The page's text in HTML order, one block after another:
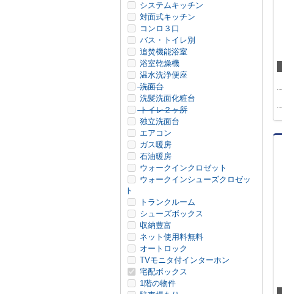
システムキッチン
対面式キッチン
コンロ３口
バス・トイレ別
追焚機能浴室
浴室乾燥機
温水洗浄便座
洗面台
洗髪洗面化粧台
トイレ２ヶ所
独立洗面台
エアコン
ガス暖房
石油暖房
ウォークインクロゼット
ウォークインシューズクロゼッ
ト
トランクルーム
シューズボックス
収納豊富
ネット使用料無料
オートロック
TVモニタ付インターホン
宅配ボックス
1階の物件